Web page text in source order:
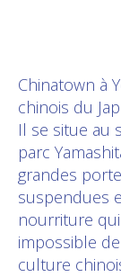
Chinatown à
chinois du
Il se situe au
parc
grandes
suspendues
nourriture
impossible
culture